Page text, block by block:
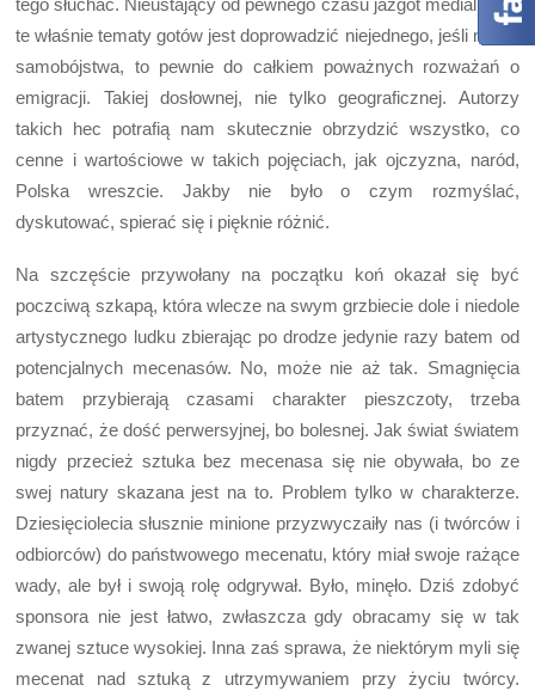
tego słuchać. Nieustający od pewnego czasu jazgot medialny na
te właśnie tematy gotów jest doprowadzić niejednego, jeśli nie do
samobójstwa, to pewnie do całkiem poważnych rozważań o
emigracji. Takiej dosłownej, nie tylko geograficznej. Autorzy
takich hec potrafią nam skutecznie obrzydzić wszystko, co
cenne i wartościowe w takich pojęciach, jak ojczyzna, naród,
Polska wreszcie. Jakby nie było o czym rozmyślać,
dyskutować, spierać się i pięknie różnić.
Na szczęście przywołany na początku koń okazał się być
poczciwą szkapą, która wlecze na swym grzbiecie dole i niedole
artystycznego ludku zbierając po drodze jedynie razy batem od
potencjalnych mecenasów. No, może nie aż tak. Smagnięcia
batem przybierają czasami charakter pieszczoty, trzeba
przyznać, że dość perwersyjnej, bo bolesnej. Jak świat światem
nigdy przecież sztuka bez mecenasa się nie obywała, bo ze
swej natury skazana jest na to. Problem tylko w charakterze.
Dziesięciolecia słusznie minione przyzwyczaiły nas (i twórców i
odbiorców) do państwowego mecenatu, który miał swoje rażące
wady, ale był i swoją rolę odgrywał. Było, minęło. Dziś zdobyć
sponsora nie jest łatwo, zwłaszcza gdy obracamy się w tak
zwanej sztuce wysokiej. Inna zaś sprawa, że niektórym myli się
mecenat nad sztuką z utrzymywaniem przy życiu twórcy.